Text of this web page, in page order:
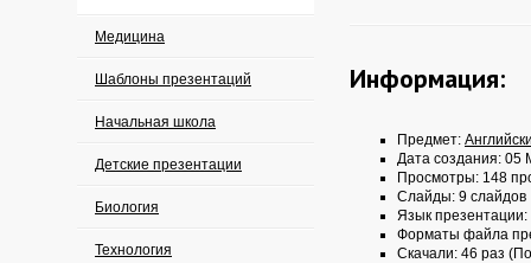
Медицина
Шаблоны презентаций
Начальная школа
Детские презентации
Биология
Технология
Информация:
Предмет:
Дата создания: 05
Просмотры: 148
Слайды: 9 слайдов
Язык презентации:
Форматы файла
Скачали: 46 раз